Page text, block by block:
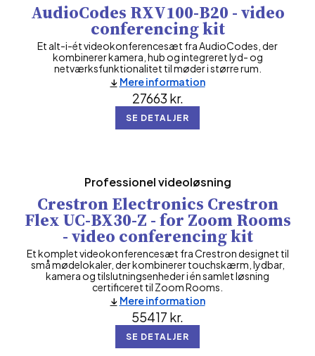
AudioCodes RXV100-B20 - video
conferencing kit
Et alt-i-ét videokonferencesæt fra AudioCodes, der
kombinerer kamera, hub og integreret lyd- og
netværksfunktionalitet til møder i større rum.
27663 kr.
SE DETALJER
Mere information
Professionel videoløsning
Crestron Electronics Crestron
Flex UC-BX30-Z - for Zoom Rooms
- video conferencing kit
Et komplet videokonferencesæt fra Crestron designet til
små mødelokaler, der kombinerer touchskærm, lydbar,
kamera og tilslutningsenheder i én samlet løsning
certificeret til Zoom Rooms.
55417 kr.
SE DETALJER
Mere information